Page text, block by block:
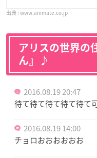
www.animate.co.jp
アリスの世界の
ん』♪
2016.08.19 20:47
待て待て待て待て待て
2016.08.19 14:00
チョロおおおおおお